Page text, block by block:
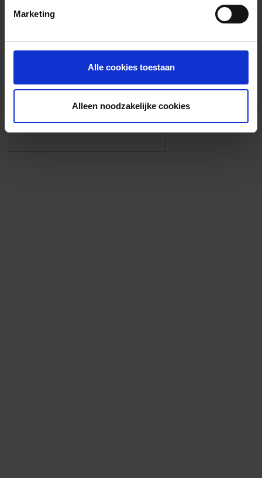
Marketing
Alle cookies toestaan
Alleen noodzakelijke cookies
Foto’s ({{photos.length}})
Eigen foto’s